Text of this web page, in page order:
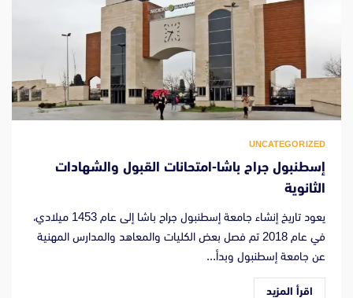
UNCATEGORIZED
إسطنبول جراح باشا-امتحانات القبول والشهادات
الثانوية
يعود تاريخ إنشاء جامعة إسطنبول جراح باشا إلى عام 1453 ميلادي،
في عام 2018 تم فصل بعض الكليات والمعاهد والمدارس المهنية
عن جامعة إسطنبول وبدأ...
اقرأ المزيد